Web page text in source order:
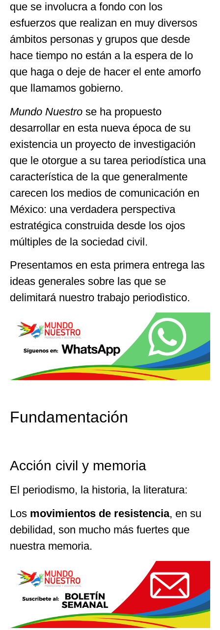
que se involucra a fondo con los
esfuerzos que realizan en muy diversos
ámbitos personas y grupos que desde
hace tiempo no están a la espera de lo
que haga o deje de hacer el ente amorfo
que llamamos gobierno.
Mundo Nuestro se ha propuesto
desarrollar en esta nueva época de su
existencia un proyecto de investigación
que le otorgue a su tarea periodística una
característica de la que generalmente
carecen los medios de comunicación en
México: una verdadera perspectiva
estratégica construida desde los ojos
múltiples de la sociedad civil.
Presentamos en esta primera entrega las
ideas generales sobre las que se
delimitará nuestro trabajo periodìstico.
Fundamentación
Acción civil y memoria
El periodismo, la historia, la literatura:
Los movimientos de resistencia, en su
debilidad, son mucho más fuertes que
nuestra memoria.